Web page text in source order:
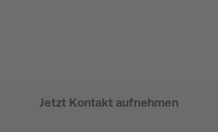
Jetzt Kontakt aufnehmen